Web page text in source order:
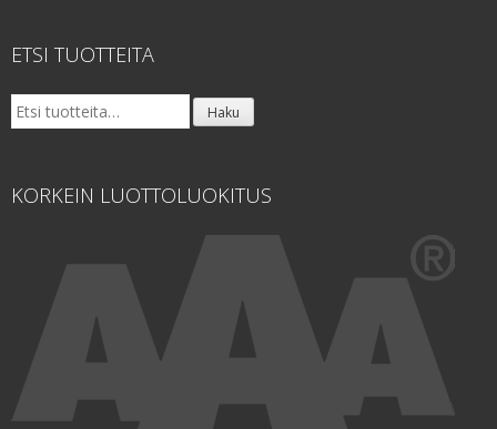
ETSI TUOTTEITA
Etsi: Haku
KORKEIN LUOTTOLUOKITUS